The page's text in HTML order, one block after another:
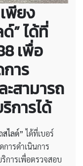
พียง
” ได้ที่
เพื่อ
าร
ะสามารถ
การได้
สไลด์” ได้ที่เบอร์
ารดำเนินการ
การเพื่อตรวจสอบ